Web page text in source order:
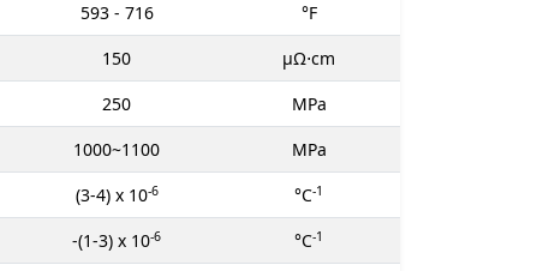
593 - 716
°F
150
μΩ⋅cm
250
MPa
1000~1100
MPa
(3-4) x 10-6 °C-1
-(1-3) x 10-6 °C-1